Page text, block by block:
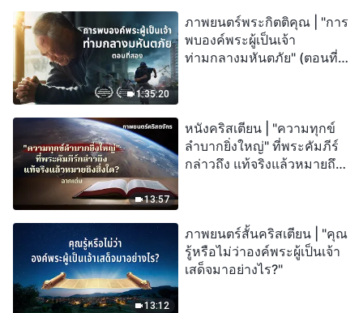
1:35:20
ภาพยนตร์พระกิตติคุณ | "การ
พบองค์พระผู้เป็นเจ้า
ท่ามกลางมหันตภัย" (ตอนที่
13:57
หนังคริสเตียน | "ความทุกข์
ลำบากยิ่งใหญ่" ที่พระคัมภีร์
กล่าวถึง แท้จริงแล้วหมายถึง
13:12
ภาพยนตร์สั้นคริสเตียน | "คุณ
รู้หรือไม่ว่าองค์พระผู้เป็นเจ้า
เสด็จมาอย่างไร?"